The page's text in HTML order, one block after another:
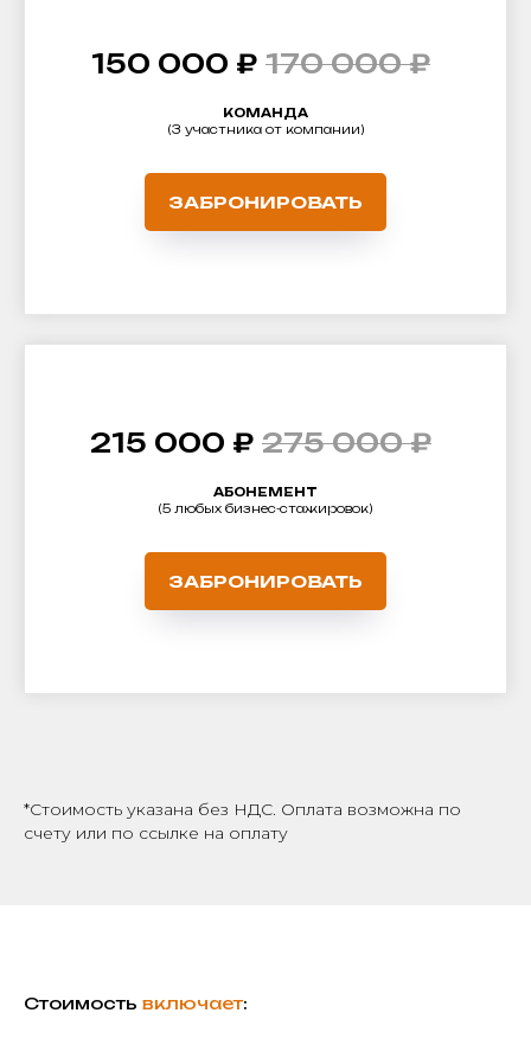
150 000 ₽ 170 000 ₽
КОМАНДА
(3 участника от компании)
ЗАБРОНИРОВАТЬ
215 000 ₽ 275 000 ₽
АБОНЕМЕНТ
(5 любых бизнес-стажировок)
ЗАБРОНИРОВАТЬ
*Стоимость указана без НДС. Оплата возможна по
счету или по ссылке на оплату
Стоимость включает: